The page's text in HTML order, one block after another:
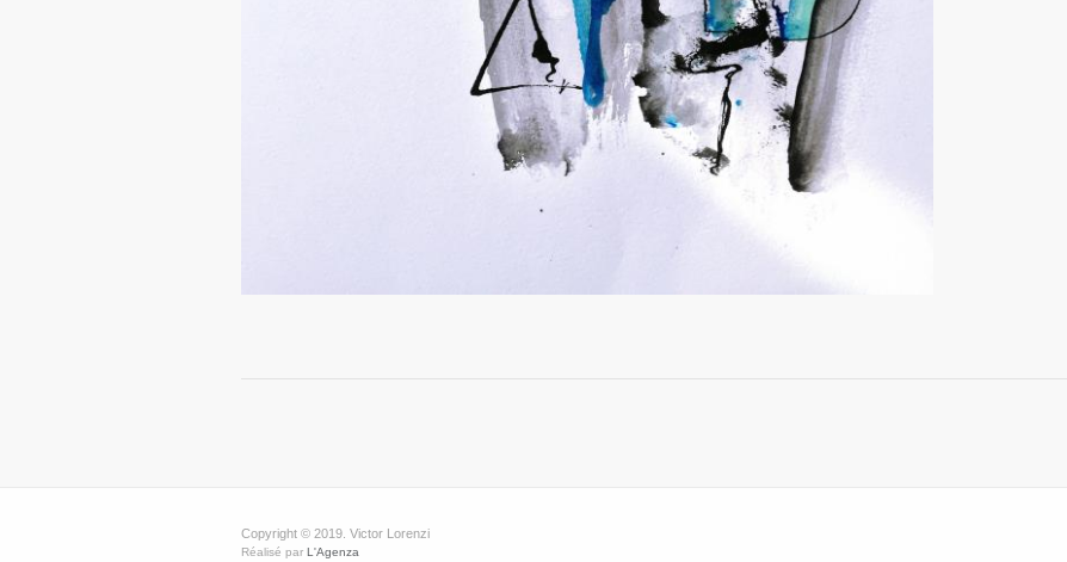
Copyright © 2019. Victor Lorenzi
Réalisé par L'Agenza